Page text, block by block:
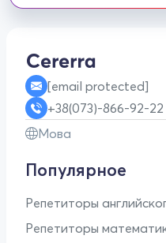
[email protected]
+38(073)-866-92-22
Мова
Популярное
Репетиторы
Репетиторы